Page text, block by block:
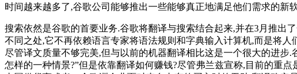
时间越来越多了,谷歌公司能够推出一些能够真正地满足他们需求的新
搜索依然是谷歌的首要业务.谷歌将翻译与搜索结合起来,并在3月推出
不同之处,它不再依赖语言专家将语法规则和字典输入计算机,而是将
尽管译文质量不够完美,但与以前的机器翻译相比这是一个很大的进步
怎样的一种情景?”但是依靠翻译如何赚钱?尽管弗兰兹宣称,目前的重